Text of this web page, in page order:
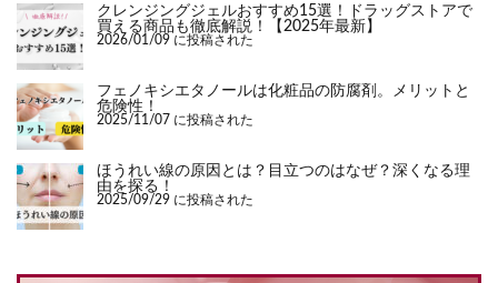
クレンジングジェルおすすめ15選！ドラッグストアで
買える商品も徹底解説！【2025年最新】
2026/01/09 に投稿された
フェノキシエタノールは化粧品の防腐剤。メリットと
危険性！
2025/11/07 に投稿された
ほうれい線の原因とは？目立つのはなぜ？深くなる理
由を探る！
2025/09/29 に投稿された